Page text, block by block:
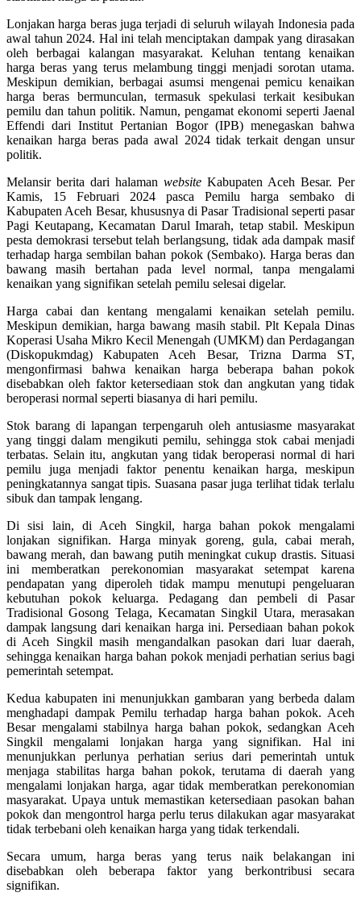
Lonjakan harga beras juga terjadi di seluruh wilayah Indonesia pada
awal tahun 2024. Hal ini telah menciptakan dampak yang dirasakan
oleh berbagai kalangan masyarakat. Keluhan tentang kenaikan
harga beras yang terus melambung tinggi menjadi sorotan utama.
Meskipun demikian, berbagai asumsi mengenai pemicu kenaikan
harga beras bermunculan, termasuk spekulasi terkait kesibukan
pemilu dan tahun politik. Namun, pengamat ekonomi seperti Jaenal
Effendi dari Institut Pertanian Bogor (IPB) menegaskan bahwa
kenaikan harga beras pada awal 2024 tidak terkait dengan unsur
politik.
Melansir berita dari halaman website Kabupaten Aceh Besar. Per
Kamis, 15 Februari 2024 pasca Pemilu harga sembako di
Kabupaten Aceh Besar, khususnya di Pasar Tradisional seperti pasar
Pagi Keutapang, Kecamatan Darul Imarah, tetap stabil. Meskipun
pesta demokrasi tersebut telah berlangsung, tidak ada dampak masif
terhadap harga sembilan bahan pokok (Sembako). Harga beras dan
bawang masih bertahan pada level normal, tanpa mengalami
kenaikan yang signifikan setelah pemilu selesai digelar.
Harga cabai dan kentang mengalami kenaikan setelah pemilu.
Meskipun demikian, harga bawang masih stabil. Plt Kepala Dinas
Koperasi Usaha Mikro Kecil Menengah (UMKM) dan Perdagangan
(Diskopukmdag) Kabupaten Aceh Besar, Trizna Darma ST,
mengonfirmasi bahwa kenaikan harga beberapa bahan pokok
disebabkan oleh faktor ketersediaan stok dan angkutan yang tidak
beroperasi normal seperti biasanya di hari pemilu.
Stok barang di lapangan terpengaruh oleh antusiasme masyarakat
yang tinggi dalam mengikuti pemilu, sehingga stok cabai menjadi
terbatas. Selain itu, angkutan yang tidak beroperasi normal di hari
pemilu juga menjadi faktor penentu kenaikan harga, meskipun
peningkatannya sangat tipis. Suasana pasar juga terlihat tidak terlalu
sibuk dan tampak lengang.
Di sisi lain, di Aceh Singkil, harga bahan pokok mengalami
lonjakan signifikan. Harga minyak goreng, gula, cabai merah,
bawang merah, dan bawang putih meningkat cukup drastis. Situasi
ini memberatkan perekonomian masyarakat setempat karena
pendapatan yang diperoleh tidak mampu menutupi pengeluaran
kebutuhan pokok keluarga. Pedagang dan pembeli di Pasar
Tradisional Gosong Telaga, Kecamatan Singkil Utara, merasakan
dampak langsung dari kenaikan harga ini. Persediaan bahan pokok
di Aceh Singkil masih mengandalkan pasokan dari luar daerah,
sehingga kenaikan harga bahan pokok menjadi perhatian serius bagi
pemerintah setempat.
Kedua kabupaten ini menunjukkan gambaran yang berbeda dalam
menghadapi dampak Pemilu terhadap harga bahan pokok. Aceh
Besar mengalami stabilnya harga bahan pokok, sedangkan Aceh
Singkil mengalami lonjakan harga yang signifikan. Hal ini
menunjukkan perlunya perhatian serius dari pemerintah untuk
menjaga stabilitas harga bahan pokok, terutama di daerah yang
mengalami lonjakan harga, agar tidak memberatkan perekonomian
masyarakat. Upaya untuk memastikan ketersediaan pasokan bahan
pokok dan mengontrol harga perlu terus dilakukan agar masyarakat
tidak terbebani oleh kenaikan harga yang tidak terkendali.
Secara umum, harga beras yang terus naik belakangan ini
disebabkan oleh beberapa faktor yang berkontribusi secara
signifikan.